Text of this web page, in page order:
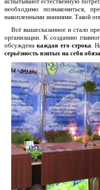
необходимо познакомиться,
накопленными знаниями. Такой
Всё вышесказанное и стало
организации. К созданию
обсужденакаждая его строка.
серьёзность взятых на себя